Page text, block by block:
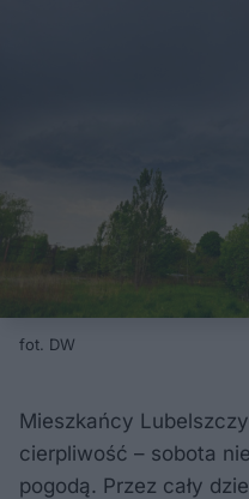
fot. DW
Mieszkańcy
cierpliwość – sobota
pogodą. Przez cały